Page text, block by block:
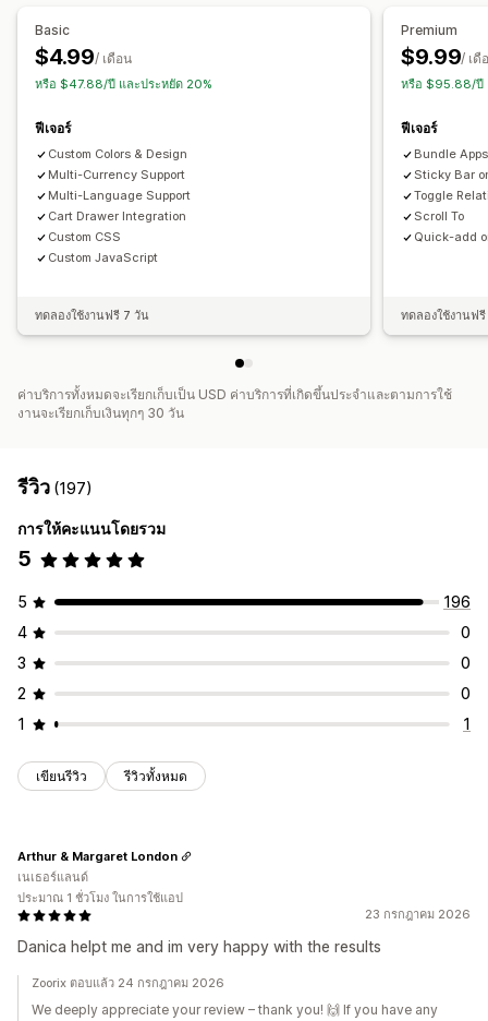
หลายภาษา
การวิเคราะห์และการรายงาน
การติดตามพฤติกรรม
Basic
$4.99/ เดือน
หรือ $47.88/ปี และประหยัด 20%
ฟีเจอร์
Custom Colors & Design
Multi-Currency Support
Multi-Language Support
Cart Drawer Integration
Custom CSS
Custom JavaScript
ทดลองใช้งานฟรี 7 วัน
Premium
$9.99/ เดื
หรือ $95.88/ปี
ฟีเจอร์
Bundle
Sticky Bar
Toggle
Scroll To
Quick-add
ทดลองใช้งานฟ
ค่าบริการทั้งหมดจะเรียกเก็บเป็น USD ค่าบริการที่เกิดขึ้นประจำและตามการใช้
งานจะเรียกเก็บเงินทุกๆ 30 วัน
รีวิว (197)
การให้คะแนนโดยรวม
5
5
196
4
0
3
0
2
0
1
1
เขียนรีวิว รีวิวทั้งหมด
23 กรกฎาคม 2026
Danica helpt me and im very happy with the results
Arthur & Margaret London
เนเธอร์แลนด์
ประมาณ 1 ชั่วโมง ในการใช้แอป
Zoorix ตอบแล้ว 24 กรกฎาคม 2026
We deeply appreciate your review – thank you! 🙌 If you have any